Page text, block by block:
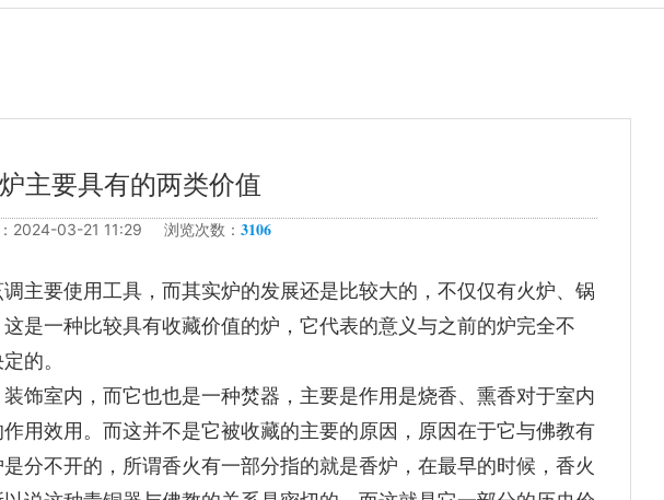
主要具有的两类价值
2024-03-21 11:29 浏览次数： 3106
主要使用工具，而其实炉的发展还是比较大的，不仅仅有火炉、锅
是一种比较具有收藏价值的炉，它代表的意义与之前的炉完全不
的。
饰室内，而它也也是一种焚器，主要是作用是烧香、熏香对于室内
用效用。而这并不是它被收藏的主要的原因，原因在于它与佛教有
分不开的，所谓香火有一部分指的就是香炉，在最早的时候，香火